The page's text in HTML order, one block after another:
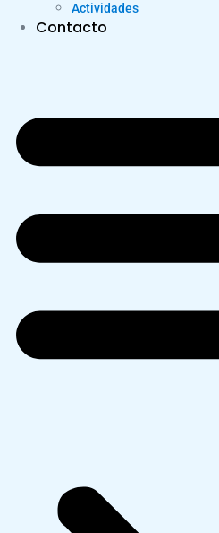
Actividades
Contacto